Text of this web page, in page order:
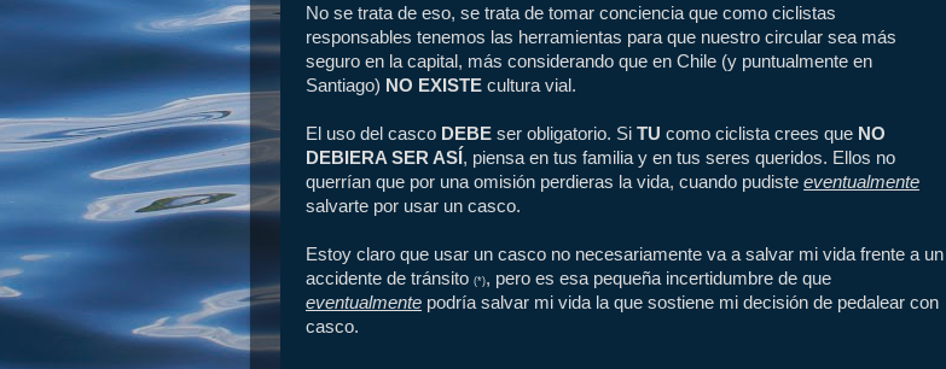
No se trata de eso, se trata de tomar conciencia que como ciclistas
responsables tenemos las herramientas para que nuestro circular sea más
seguro en la capital, más considerando que en Chile (y puntualmente en
Santiago) NO EXISTE cultura vial.
El uso del casco DEBE ser obligatorio. Si TU como ciclista crees que NO
DEBIERA SER ASÍ , piensa en tus familia y en tus seres queridos. Ellos no
querrían que por una omisión perdieras la vida, cuando pudiste eventualmente
salvarte por usar un casco.
Estoy claro que usar un casco no necesariamente va a salvar mi vida frente a un
accidente de tránsito (*), pero es esa pequeña incertidumbre de que
eventualmente podría salvar mi vida la que sostiene mi decisión de pedalear con
casco.